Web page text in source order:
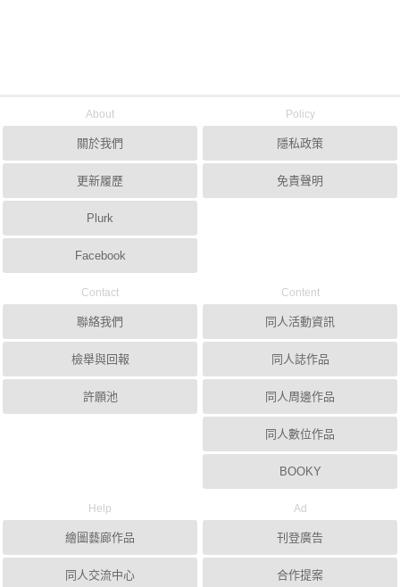
About
關於我們
更新履歷
Plurk
Facebook
Policy
隱私政策
免責聲明
Contact
聯絡我們
檢舉與回報
許願池
Content
同人活動資訊
同人誌作品
同人周邊作品
同人數位作品
BOOKY
Help
繪圖藝廊作品
同人交流中心
Ad
刊登廣告
合作提案